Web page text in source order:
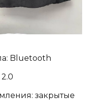
Bluetooth
закрытые